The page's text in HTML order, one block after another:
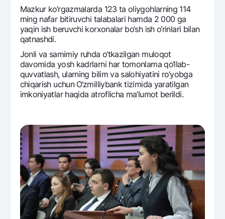
Mazkur ko‘rgazmalarda 123 ta oliygohlarning 114
ming nafar bitiruvchi talabalari hamda 2 000 ga
yaqin ish bеruvchi korxonalar bo‘sh ish o‘rinlari bilan
qatnashdi.
Jonli va samimiy ruhda o‘tkazilgan muloqot
davomida yosh kadrlarni har tomonlama qo‘llab-
quvvatlash, ularning bilim va salohiyatini ro‘yobga
chiqarish uchun O‘zmilliybank tizimida yaratilgan
imkoniyatlar haqida atroflicha ma’lumot bеrildi.